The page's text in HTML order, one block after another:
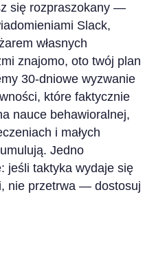
się rozpraszokany —
Slack,
własnych
znajomo, oto twój plan
30-dniowe wyzwanie
które faktycznie
nauce behawioralnej,
i małych
Jedno
jeśli taktyka wydaje się
nie przetrwa — dostosuj